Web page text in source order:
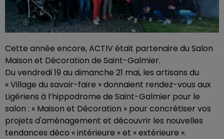
Cette année encore, ACTIV était partenaire du Salon
Maison et Décoration de Saint-Galmier.
Du vendredi 19 au dimanche 21 mai, les artisans du
« Village du savoir-faire » donnaient rendez-vous aux
Ligériens à l’hippodrome de Saint-Galmier pour le
salon : « Maison et Décoration » pour concrétiser vos
projets d'aménagement et découvrir les nouvelles
tendances déco « intérieure » et « extérieure ».